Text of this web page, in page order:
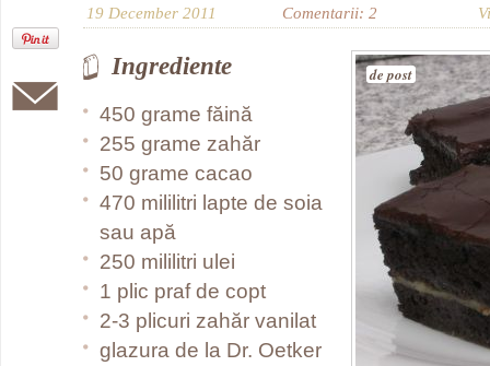
19 December 2011 Comentarii: 2
de post
Ingrediente
450 grame făină
255 grame zahăr
50 grame cacao
470 mililitri lapte de soia
sau apă
250 mililitri ulei
1 plic praf de copt
2-3 plicuri zahăr vanilat
glazura de la Dr. Oetker